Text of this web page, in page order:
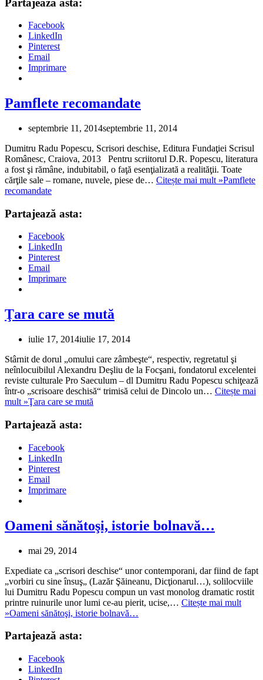
Facebook
LinkedIn
Pinterest
Email
Imprimare
Pamflete recomandate
septembrie 11, 2014septembrie 11, 2014
Dumitru Radu Popescu, Scrisori deschise, Editura Fundaţiei Scrisul
Românesc, Craiova, 2013 Pentru scriitorul D.R. Popescu, literatura
a fost şi rămâne, indubitabil, o faţă esenţializată a realităţii. Toate
cărţile sale – romane, nuvele, piese de… Citește mai mult »Pamflete
recomandate
Partajează asta:
Facebook
LinkedIn
Pinterest
Email
Imprimare
Ţara care se mută
iulie 17, 2014iulie 17, 2014
Stârnit de dorul „omului care zâmbeşte“, respectiv, regretatul şi
neînlocuibilul Alexandru Deşliu de la Focşani, fondatorul excelentei
reviste culturale Pro Saeculum – dl Dumitru Radu Popescu schiţează
într-o „scrisoare deschisă“ trimisă celui de Dincolo un… Citește mai
mult »Ţara care se mută
Partajează asta:
Facebook
LinkedIn
Pinterest
Email
Imprimare
Oameni sănătoşi, istorie bolnavă…
mai 29, 2014
Expediate ca „scrisori deschise“ unor contemporani, dar fiind de fapt
„vorbiri cu sine însuş„ (Lazăr Şăineanu, Dicţionarul…), solilocviile
lui Dumitru Radu Popescu compun un vast monolog dramatic rostit
printre ruinurile unor lumi ce-au pierit, ucise,… Citește mai mult
»Oameni sănătoşi, istorie bolnavă…
Partajează asta:
Facebook
LinkedIn